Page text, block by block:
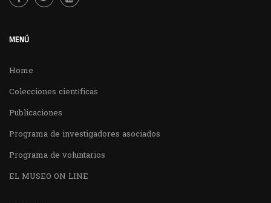
MENÚ
Home
Colecciones científicas
Publicaciones
Programa de investigadores asociados
Programa de voluntarios
EL MUSEO ON LINE